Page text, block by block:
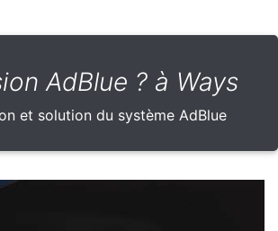
AdBlue ? à Ways
et solution du système AdBlue